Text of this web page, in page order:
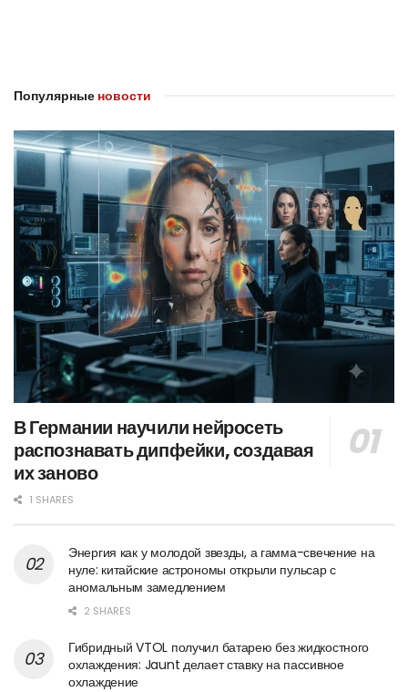
Популярные новости
В Германии научили нейросеть
распознавать дипфейки, создавая
их заново
1 SHARES
Энергия как у молодой звезды, а гамма-свечение на
нуле: китайские астрономы открыли пульсар с
аномальным замедлением
2 SHARES
Гибридный VTOL получил батарею без жидкостного
охлаждения: Jaunt делает ставку на пассивное
охлаждение